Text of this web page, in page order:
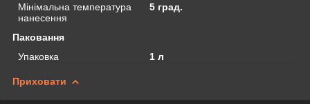
Мінімальна температура
нанесення
5 град.
Паковання
Упаковка
1 л
Приховати